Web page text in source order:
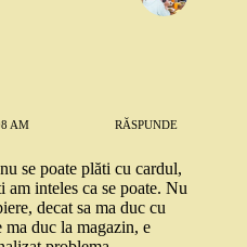
AM RĂSPUNDE
se poate plăti cu cardul,
inteles ca se poate. Nu
decat sa ma duc cu
ma duc la magazin, e